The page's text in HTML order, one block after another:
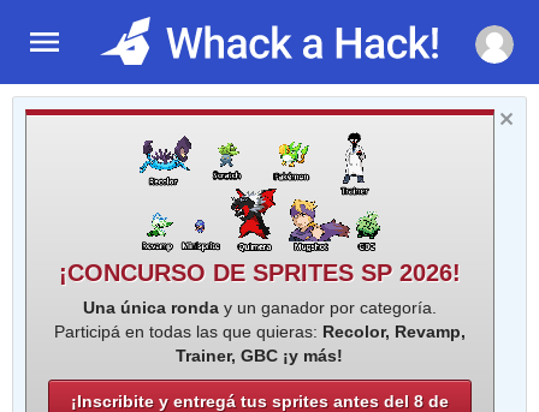
¡CONCURSO DE SPRITES SP 2026!
Una única ronday un ganador por categoría.
Participá en todas las que quieras: Recolor, Revamp,
Trainer, GBC ¡y más!
¡Inscribite y entregá tus sprites antes del 8 de